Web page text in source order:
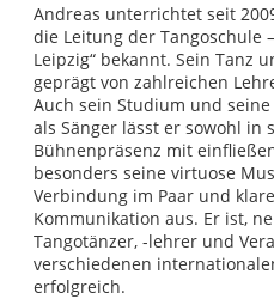
Andreas unterrichtet seit
die Leitung der Tangoschule
Leipzig“ bekannt. Sein Tanz
geprägt von zahlreichen
Auch sein Studium und
als Sänger lässt er sowohl in
Bühnenpräsenz mit
besonders seine virtuose
Verbindung im Paar und
Kommunikation aus. Er ist,
Tangotänzer, -lehrer und
verschiedenen
erfolgreich.